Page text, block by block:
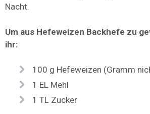
Nacht.
Um aus Hefeweizen Backhefe zu
ihr:
100 g Hefeweizen (Gramm
1 EL Mehl
1 TL Zucker